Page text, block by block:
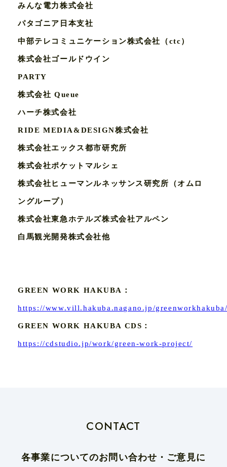
みんな電力株式会社
パタゴニア日本支社
中部テレコミュニケーション株式会社（ctc）
株式会社ゴールドウイン
PARTY
株式会社 Queue
ハーチ株式会社
RIDE MEDIA&DESIGN株式会社
株式会社エックス都市研究所
株式会社ポケットマルシェ
株式会社ヒューマンルネッサンス研究所（オムロ
ングループ）
株式会社東急ホテルズ株式会社アルペン
白馬観光開発株式会社他
GREEN WORK HAKUBA：
https://www.vill.hakuba.nagano.jp/
GREEN WORK HAKUBA CDS：
https://cdstudio.jp/work/green-work-project/
CONTACT
各事業についてのお問い合わせ・ご意見に